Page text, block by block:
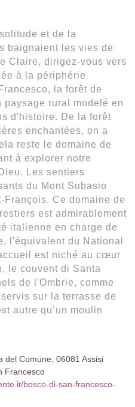
et de la
baignaient les vies de
Claire, dirigez-vous vers
à la périphérie
la forêt de
rural modelé en
d'histoire. De la forêt
enchantées, on a
reste le domaine de
à explorer notre
Les sentiers
du Mont Subasio
Ce domaine de
est admirablement
italienne en charge de
l'équivalent du National
est niché au cœur
le couvent di Santa
de l'Ombrie, comme
sur la terrasse de
autre qu’un moulin
del Comune, 06081 Assisi
Francesco
bosco-di-san-francesco-